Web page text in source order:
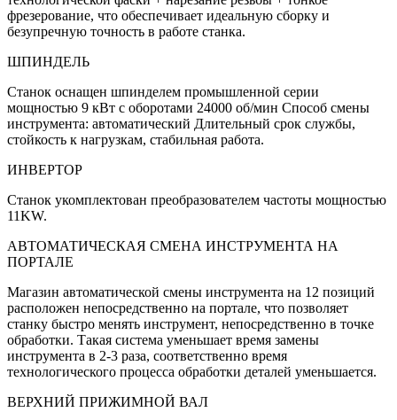
фрезерование, что обеспечивает идеальную сборку и
безупречную точность в работе станка.
ШПИНДЕЛЬ
Станок оснащен шпинделем промышленной серии
мощностью 9 кВт с оборотами 24000 об/мин Способ смены
инструмента: автоматический Длительный срок службы,
стойкость к нагрузкам, стабильная работа.
ИНВЕРТОР
Станок укомплектован преобразователем частоты мощностью
11KW.
АВТОМАТИЧЕСКАЯ СМЕНА ИНСТРУМЕНТА НА
ПОРТАЛЕ
Магазин автоматической смены инструмента на 12 позиций
расположен непосредственно на портале, что позволяет
станку быстро менять инструмент, непосредственно в точке
обработки. Такая система уменьшает время замены
инструмента в 2-3 раза, соответственно время
технологического процесса обработки деталей уменьшается.
ВЕРХНИЙ ПРИЖИМНОЙ ВАЛ